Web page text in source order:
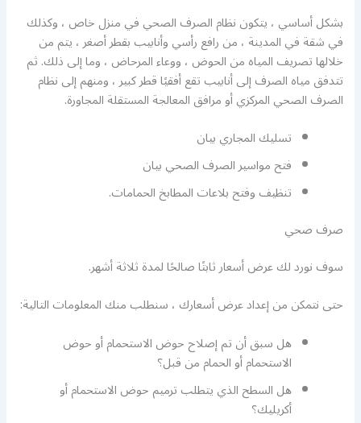
بشكل أساسي ، يتكون نظام الصرف الصحي في منزل خاص ، وكذلك
في شقة في المدينة ، من رافع رأسي وأنابيب بقطر أصغر ، يتم من
خلالها تصريف المياه من الحوض ، ووعاء المرحاض ، وما إلى ذلك. ثم
تتدفق مياه الصرف إلى أنابيب تقع أفقيًا قطر كبير ، ومنهم إلى نظام
الصرف الصحي المركزي أو مرافق المعالجة المستقلة المجاورة.
تسليك المجاري بيان
فتح مواسير الصرف الصحي بيان
تنظيف وفتح بلاعات المطابخ الحمامات.
صرف صحي
سوف نورد لك عرض أسعار ثابتًا صالحًا لمدة ثلاثة أشهر.
حتى نتمكن من إعداد عرض أسعارك ، سنطلب منك المعلومات التالية:
هل سبق أن تم إصلاح حوض الاستحمام أو حوض
الاستحمام أو الحمام من قبل؟
هل السطح الذي يتطلب ترميم حوض الاستحمام أو
أكريليك؟